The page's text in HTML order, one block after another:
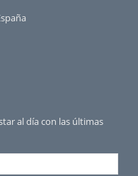
al día con las últimas